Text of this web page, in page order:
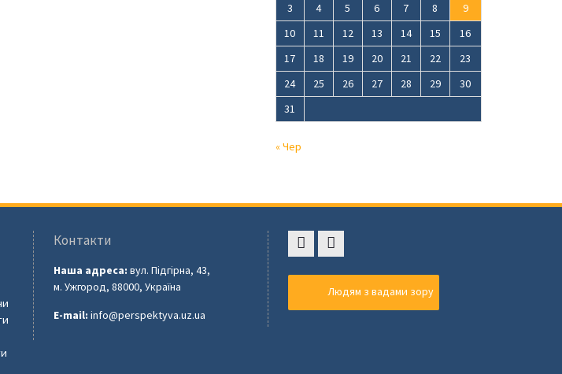
3
4 5 6 7 8
9
10
11 12 13 14 15
16
17
18 19 20 21 22
23
24
25 26 27 28 29
30
31
« Чер
Контакти
Наша адреса: вул. Підгірна, 43,
м. Ужгород, 88000, Україна
E-mail: info@perspektyva.uz.ua
Людям з вадами зору